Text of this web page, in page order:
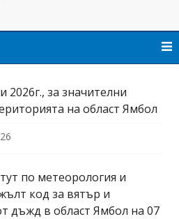
2026г., за значителни
на област Ямбол
по метеорология и
код за вятър и
дъжд в област Ямбол на 07